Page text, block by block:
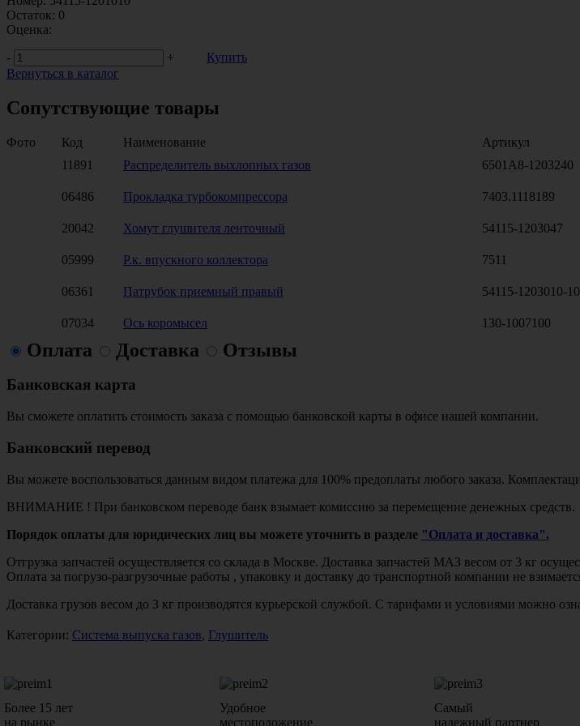
Остаток: 0
Оценка:
-
+
Купить
Вернуться в каталог
Сопутствующие товары
Фото Код Наименование Артикул
11891
Распределитель выхлопных газов 6501А8-1203240
06486
Прокладка турбокомпрессора 7403.1118189
20042
Хомут глушителя ленточный 54115-1203047
05999
Р.к. впускного коллектора 7511
06361
Патрубок приемный правый 54115-1203010-10
07034
Ось коромысел 130-1007100
Оплата Доставка Отзывы
Банковская карта
Вы сможете оплатить стоимость заказа с помощью банковской карты в офисе нашей компании.
Банковский перевод
Вы можете воспользоваться данным видом платежа для 100% предоплаты любого заказа.
ВНИМАНИЕ ! При банковском переводе банк взымает комиссию за перемещение денежных средств.
Порядок оплаты для юридических лиц вы можете уточнить в разделе "Оплата и доставка".
Отгрузка запчастей осуществляется со склада в Москве. Доставка запчастей МАЗ весом от 3 кг
Оплата за погрузо-разгрузочные работы , упаковку и доставку до транспортной компании не
Доставка грузов весом до 3 кг производятся курьерской службой. С тарифами и условиями можно
Категории: Система выпуска газов, Глушитель
Более 15 лет
на рынке
Удобное
местоположение
Самый
надежный партнер